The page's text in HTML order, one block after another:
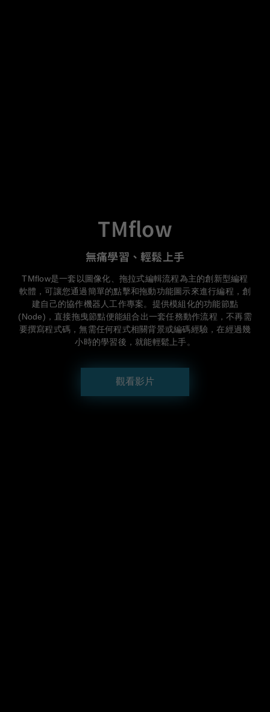
TMflow
無痛學習、輕鬆上手
TMflow是一套以圖像化、拖拉式編輯流程為主的創新型編程
軟體，可讓您通過簡單的點擊和拖動功能圖示來進行編程，創
建自己的協作機器人工作專案。提供模組化的功能節點
(Node)，直接拖曳節點便能組合出一套任務動作流程，不再需
要撰寫程式碼，無需任何程式相關背景或編碼經驗，在經過幾
小時的學習後，就能輕鬆上手。
觀看影片